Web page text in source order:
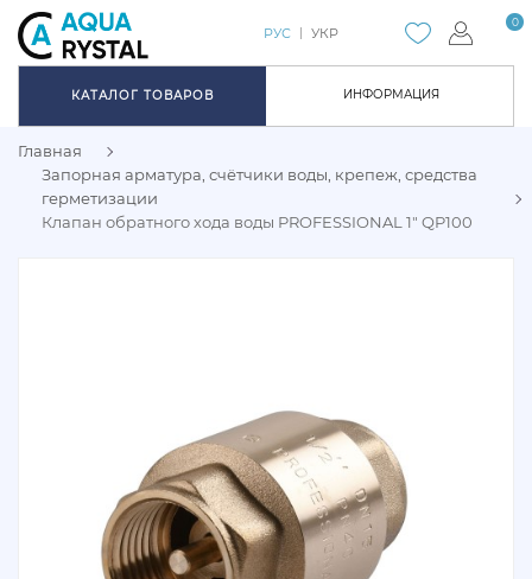
ИНФОРМАЦИЯ
0
РУС УКР
КАТАЛОГ ТОВАРОВ
Главная
Запорная арматура, счётчики воды, крепеж, средства
герметизации
Клапан обратного хода воды PROFESSIONAL 1" QP100